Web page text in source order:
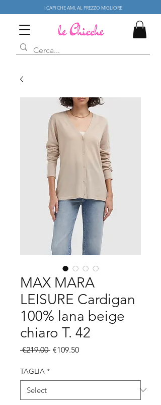
I CAPI CHE AMI, AL PREZZO MIGLIORE
MAX MARA
LEISURE Cardigan
100% lana beige
chiaro T. 42
€219.00 Regular
€109.50Sale
TAGLIA *